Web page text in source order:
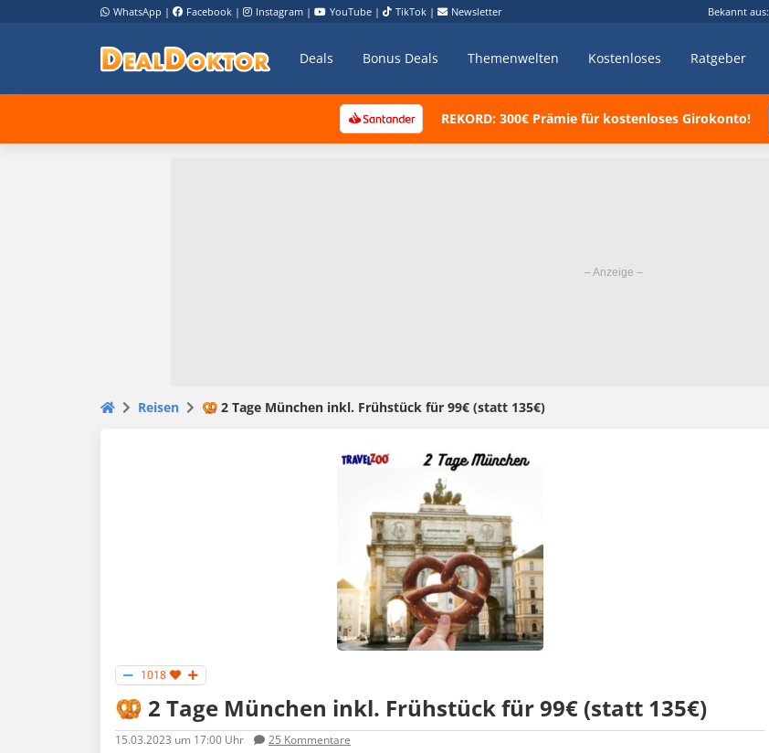
WhatsApp | Facebook | Instagram | YouTube | TikTok | Newsletter Bekannt aus:
Deals Bonus Deals Themenwelten Kostenloses Ratgeber
REKORD: 300€ Prämie für kostenloses Girokonto!
Reisen 🥨 2 Tage München inkl. Frühstück für 99€ (statt 135€)
1018
🥨 2 Tage München inkl. Frühstück für 99€ (statt 135€)
15.03.2023 um 17:00 Uhr 25 Kommentare